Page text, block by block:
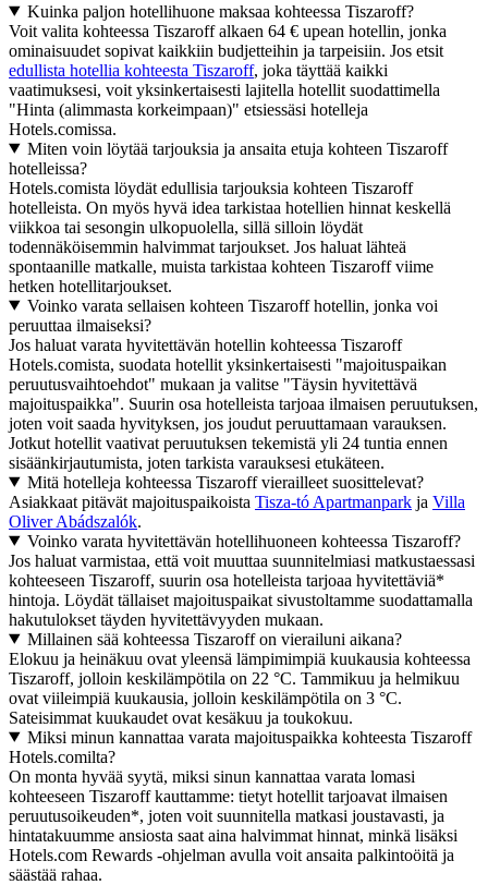
Kuinka paljon hotellihuone maksaa kohteessa Tiszaroff?
Voit valita kohteessa Tiszaroff alkaen 64 € upean hotellin, jonka
ominaisuudet sopivat kaikkiin budjetteihin ja tarpeisiin. Jos etsit
edullista hotellia kohteesta Tiszaroff, joka täyttää kaikki
vaatimuksesi, voit yksinkertaisesti lajitella hotellit suodattimella
"Hinta (alimmasta korkeimpaan)" etsiessäsi hotelleja
Hotels.comissa.
Miten voin löytää tarjouksia ja ansaita etuja kohteen Tiszaroff
hotelleissa?
Hotels.comista löydät edullisia tarjouksia kohteen Tiszaroff
hotelleista. On myös hyvä idea tarkistaa hotellien hinnat keskellä
viikkoa tai sesongin ulkopuolella, sillä silloin löydät
todennäköisemmin halvimmat tarjoukset. Jos haluat lähteä
spontaanille matkalle, muista tarkistaa kohteen Tiszaroff viime
hetken hotellitarjoukset.
Voinko varata sellaisen kohteen Tiszaroff hotellin, jonka voi
peruuttaa ilmaiseksi?
Jos haluat varata hyvitettävän hotellin kohteessa Tiszaroff
Hotels.comista, suodata hotellit yksinkertaisesti "majoituspaikan
peruutusvaihtoehdot" mukaan ja valitse "Täysin hyvitettävä
majoituspaikka". Suurin osa hotelleista tarjoaa ilmaisen peruutuksen,
joten voit saada hyvityksen, jos joudut peruuttamaan varauksen.
Jotkut hotellit vaativat peruutuksen tekemistä yli 24 tuntia ennen
sisäänkirjautumista, joten tarkista varauksesi etukäteen.
Mitä hotelleja kohteessa Tiszaroff vierailleet suosittelevat?
Asiakkaat pitävät majoituspaikoista Tisza-tó Apartmanpark ja Villa
Oliver Abádszalók.
Voinko varata hyvitettävän hotellihuoneen kohteessa Tiszaroff?
Jos haluat varmistaa, että voit muuttaa suunnitelmiasi matkustaessasi
kohteeseen Tiszaroff, suurin osa hotelleista tarjoaa hyvitettäviä*
hintoja. Löydät tällaiset majoituspaikat sivustoltamme suodattamalla
hakutulokset täyden hyvitettävyyden mukaan.
Millainen sää kohteessa Tiszaroff on vierailuni aikana?
Elokuu ja heinäkuu ovat yleensä lämpimimpiä kuukausia kohteessa
Tiszaroff, jolloin keskilämpötila on 22 °C. Tammikuu ja helmikuu
ovat viileimpiä kuukausia, jolloin keskilämpötila on 3 °C.
Sateisimmat kuukaudet ovat kesäkuu ja toukokuu.
Miksi minun kannattaa varata majoituspaikka kohteesta Tiszaroff
Hotels.comilta?
On monta hyvää syytä, miksi sinun kannattaa varata lomasi
kohteeseen Tiszaroff kauttamme: tietyt hotellit tarjoavat ilmaisen
peruutusoikeuden*, joten voit suunnitella matkasi joustavasti, ja
hintatakuumme ansiosta saat aina halvimmat hinnat, minkä lisäksi
Hotels.com Rewards -ohjelman avulla voit ansaita palkintoöitä ja
säästää rahaa.